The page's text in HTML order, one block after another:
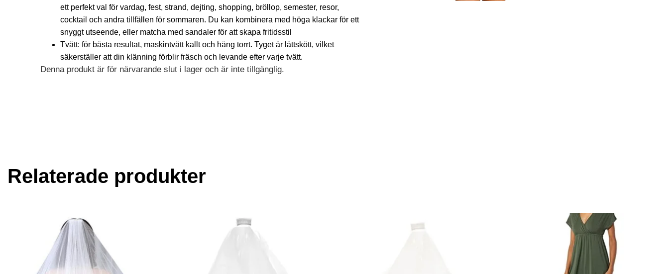
ett perfekt val för vardag, fest, strand, dejting, shopping, bröllop, semester, resor,
cocktail och andra tillfällen för sommaren. Du kan kombinera med höga klackar för ett
snyggt utseende, eller matcha med sandaler för att skapa fritidsstil
Tvätt: för bästa resultat, maskintvätt kallt och häng torrt. Tyget är lättskött, vilket
säkerställer att din klänning förblir fräsch och levande efter varje tvätt.
Denna produkt är för närvarande slut i lager och är inte tillgänglig.
Relaterade produkter